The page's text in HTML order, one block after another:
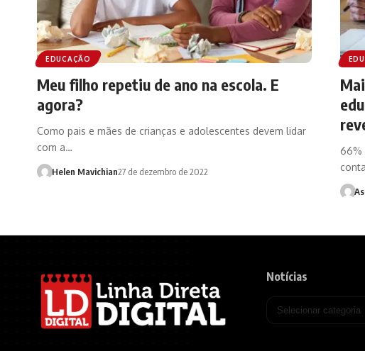
EDUCAÇÃO
Meu filho repetiu de ano na escola. E
agora?
Como pais e mães de crianças e adolescentes devem lidar
com a…
Helen Mavichian27 de dezembro de 2022
66%
Notícias